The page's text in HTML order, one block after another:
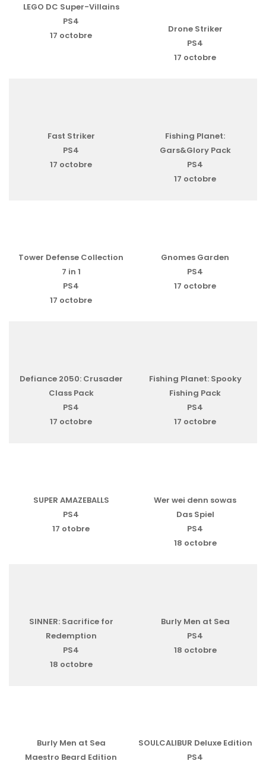
LEGO DC Super-Villains
PS4
17 octobre
Drone Striker
PS4
17 octobre
Fast Striker
PS4
17 octobre
Fishing Planet:
Gars&Glory Pack
PS4
17 octobre
Tower Defense Collection
7 in 1
PS4
17 octobre
Gnomes Garden
PS4
17 octobre
Defiance 2050: Crusader
Class Pack
PS4
17 octobre
Fishing Planet: Spooky
Fishing Pack
PS4
17 octobre
SUPER AMAZEBALLS
PS4
17 otobre
Wer wei denn sowas
Das Spiel
PS4
18 octobre
SINNER: Sacrifice for
Redemption
PS4
18 octobre
Burly Men at Sea
PS4
18 octobre
Burly Men at Sea
Maestro Beard Edition
SOULCALIBUR Deluxe Edition
PS4